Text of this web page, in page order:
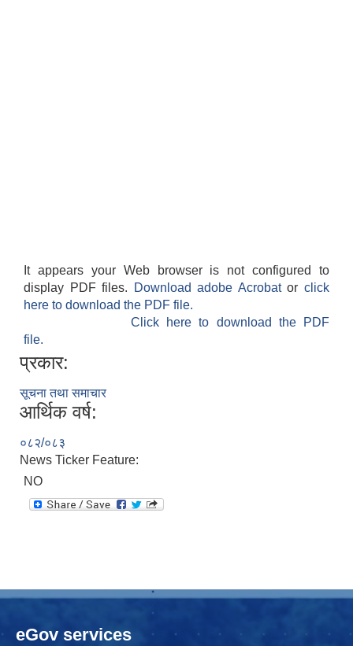
It appears your Web browser is not configured to
display PDF files.
Download adobe Acrobatorclick
here to download the PDF file.
Click here to download the PDF
file.
प्रकार:
सूचना तथा समाचार
आर्थिक वर्ष:
०८२/०८३
News Ticker Feature:
NO
eGov services